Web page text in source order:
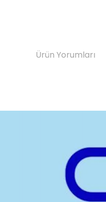
Ürün Yorumları